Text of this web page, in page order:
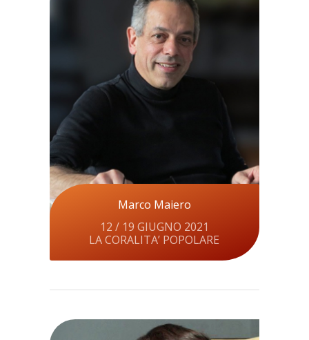
Marco Maiero
12 / 19 GIUGNO 2021
LA CORALITA’ POPOLARE